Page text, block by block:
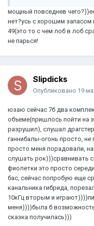
мощный повседнев
нет?усь с хорошим запасом
49(это то с чем лоб в лоб
не парься!
Slipdicks
Опубликовано 19
юзаю сейчас 7б два
объеме(пришлось пойти на
разрушил), слушал
ганнибалы-огонь просто,
просто меня порадовали,
слушать рок)))сравнивать
фиолетки это просто
бас, сейчас попробую еще
канальника гибрида,
10кГц вторым и
меня))))была б
сказка получилась)))